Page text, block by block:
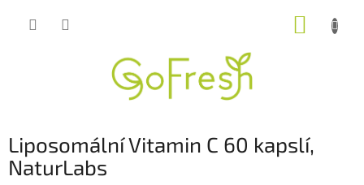
Liposomální Vitamin C 60 kapslí,
NaturLabs